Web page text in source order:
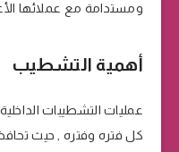
ومستدامة مع عملائها
أهمية التشطيب
عمليات التشطيبات
كل فتره وفتره , حيث